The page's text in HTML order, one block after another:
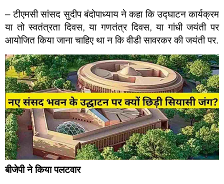
– टीएमसी सांसद सुदीप बंदोपाध्याय ने कहा कि उद्घाटन कार्यक्रम
या तो स्वतंत्रता दिवस, या गणतंत्र दिवस, या गांधी जयंती पर
आयोजित किया जाना चाहिए था न कि वीडी सावरकर की जयंती पर.
बीजेपी ने किया पलटवार